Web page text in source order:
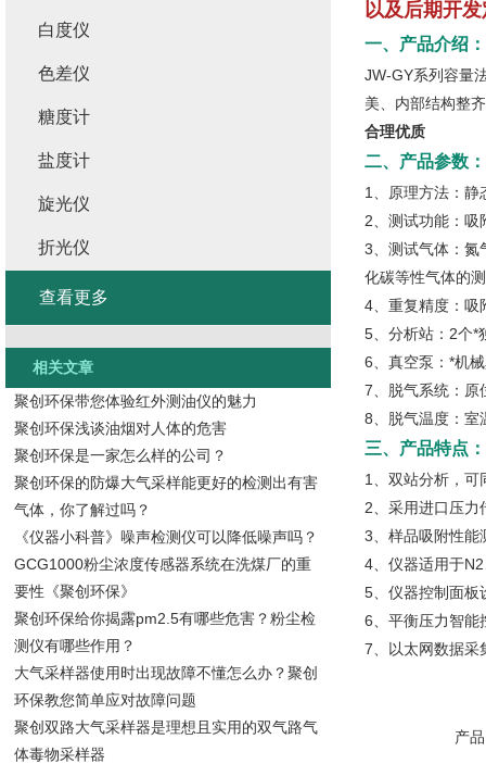
以及后期开
一、产品介绍：
JW-GY系列容量
美、内部结构整
合理优质
二、产品参数：
1、原理方法：静
2、测试功能：吸
3、测试气体：氮
化碳等性气体的
4、重复精度：吸
5、分析站：2个*
6、真空泵：*机
7、脱气系统：原
8、脱气温度：
三、产品特点：
1、双站分析，
2、采用进口压
3、样品吸附性
4、仪器适用于
5、仪器控制面板
6、平衡压力智能
7、以太网数据采
产
白度仪
色差仪
糖度计
盐度计
旋光仪
折光仪
查看更多
相关文章
聚创环保带您体验红外测油仪的魅力
聚创环保浅谈油烟对人体的危害
聚创环保是一家怎么样的公司？
聚创环保的防爆大气采样能更好的检测出有害
气体，你了解过吗？
《仪器小科普》噪声检测仪可以降低噪声吗？
GCG1000粉尘浓度传感器系统在洗煤厂的重
要性《聚创环保》
聚创环保给你揭露pm2.5有哪些危害？粉尘检
测仪有哪些作用？
大气采样器使用时出现故障不懂怎么办？聚创
环保教您简单应对故障问题
聚创双路大气采样器是理想且实用的双气路气
体毒物采样器